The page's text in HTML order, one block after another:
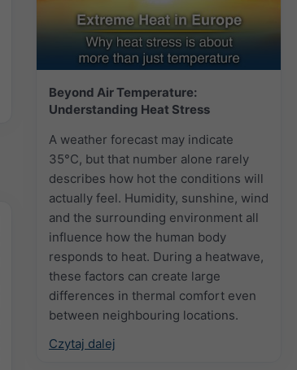
Beyond Air Temperature:
Understanding Heat Stress
A weather forecast may indicate
35°C, but that number alone rarely
describes how hot the conditions will
actually feel. Humidity, sunshine, wind
and the surrounding environment all
influence how the human body
responds to heat. During a heatwave,
these factors can create large
differences in thermal comfort even
between neighbouring locations.
Czytaj dalej